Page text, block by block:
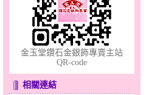
金玉堂鑽石金銀飾專賣主站
QR-code
相關連結